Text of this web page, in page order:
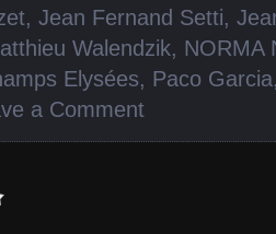
, Jean Fernand Setti,
Walendzik, NORMA
Elysées, Paco Garcia
a Comment